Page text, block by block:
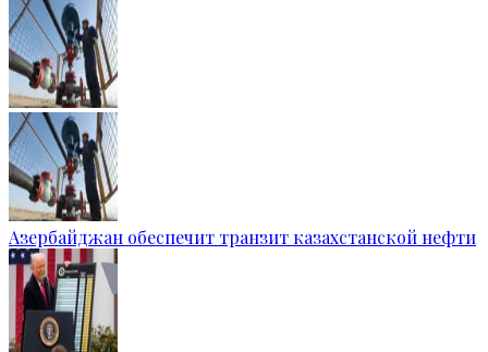
Азербайджан обеспечит транзит казахстанской нефти